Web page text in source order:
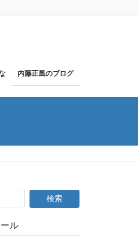
内藤正風のブログ
ル